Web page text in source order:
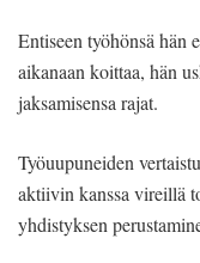
Entiseen työhönsä hän
aikanaan koittaa, hän
jaksamisensa rajat.
Työuupuneiden
aktiivin kanssa vireillä
yhdistyksen